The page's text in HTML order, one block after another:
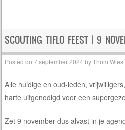
SCOUTING TIFLO FEEST | 9
Posted on7 september 2024 byThom Wies
Alle huidige en oud-leden,
harte uitgenodigd voor een
Zet 9 november dus alvast in je